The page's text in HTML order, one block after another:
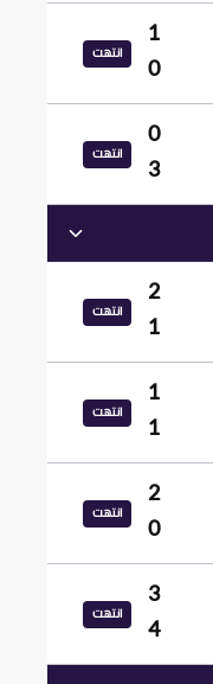
1
0
انتهت
0
3
انتهت
2
1
انتهت
1
1
انتهت
2
0
انتهت
3
4
انتهت